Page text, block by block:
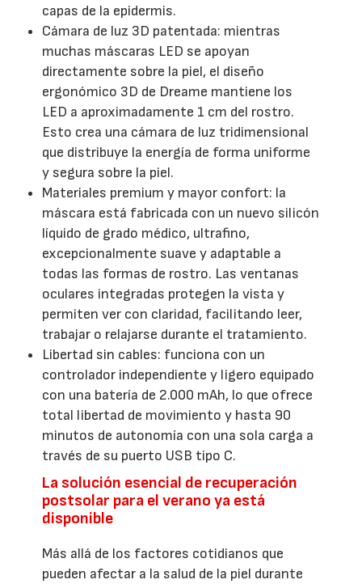
capas de la epidermis.
Cámara de luz 3D patentada: mientras
muchas máscaras LED se apoyan
directamente sobre la piel, el diseño
ergonómico 3D de Dreame mantiene los
LED a aproximadamente 1 cm del rostro.
Esto crea una cámara de luz tridimensional
que distribuye la energía de forma uniforme
y segura sobre la piel.
Materiales premium y mayor confort: la
máscara está fabricada con un nuevo silicón
líquido de grado médico, ultrafino,
excepcionalmente suave y adaptable a
todas las formas de rostro. Las ventanas
oculares integradas protegen la vista y
permiten ver con claridad, facilitando leer,
trabajar o relajarse durante el tratamiento.
Libertad sin cables: funciona con un
controlador independiente y ligero equipado
con una batería de 2.000 mAh, lo que ofrece
total libertad de movimiento y hasta 90
minutos de autonomía con una sola carga a
través de su puerto USB tipo C.
La solución esencial de recuperación
postsolar para el verano ya está
disponible
Más allá de los factores cotidianos que
pueden afectar a la salud de la piel durante